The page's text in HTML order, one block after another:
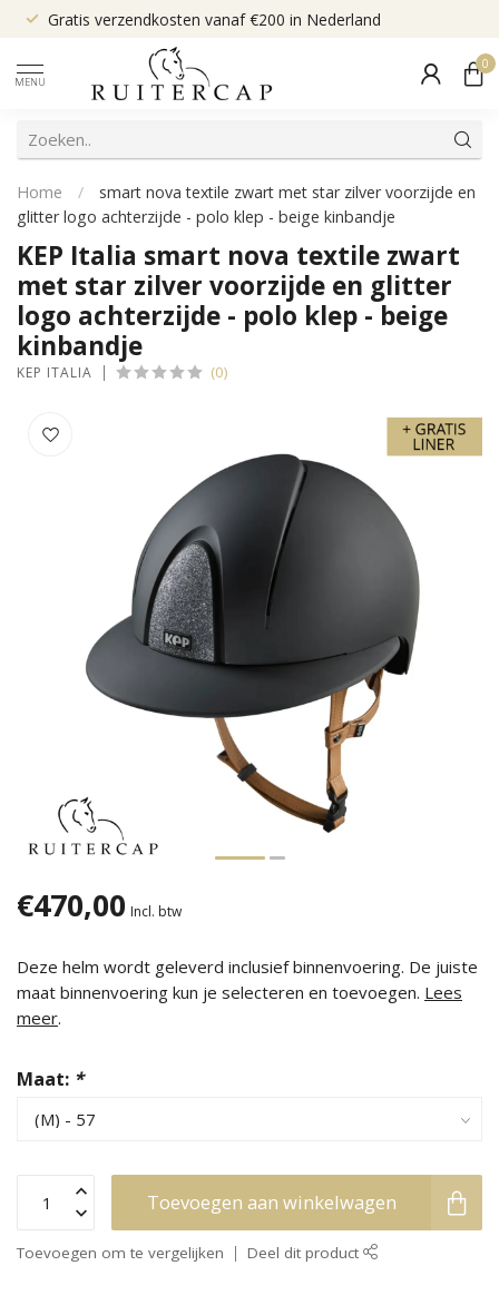
Gratis verzendkosten vanaf €200 in Nederland
MENU
0
Home /
smart nova textile zwart met star zilver voorzijde en
glitter logo achterzijde - polo klep - beige kinbandje
KEP Italia smart nova textile zwart
met star zilver voorzijde en glitter
logo achterzijde - polo klep - beige
kinbandje
KEP ITALIA (0)
€470,00 Incl. btw
Deze helm wordt geleverd inclusief binnenvoering. De juiste
maat binnenvoering kun je selecteren en toevoegen. Lees
meer.
Maat: *
Toevoegen aan winkelwagen
Toevoegen om te vergelijken Deel dit product